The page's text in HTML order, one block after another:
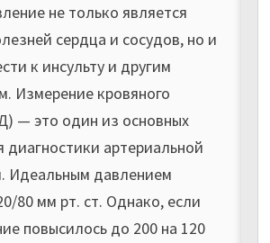
не только является
сердца и сосудов, но и
к инсульту и другим
Измерение кровяного
— это один из основных
артериальной
Идеальным давлением
80 мм рт. ст. Однако, если
повысилось до 200 на 120